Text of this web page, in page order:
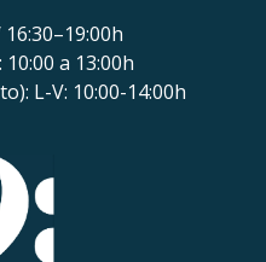
a 13:00h
L-V: 10:00-14:00h